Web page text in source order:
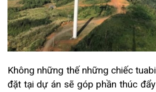
Không những thế những chiếc
đặt tại dự án sẽ góp phần thúc